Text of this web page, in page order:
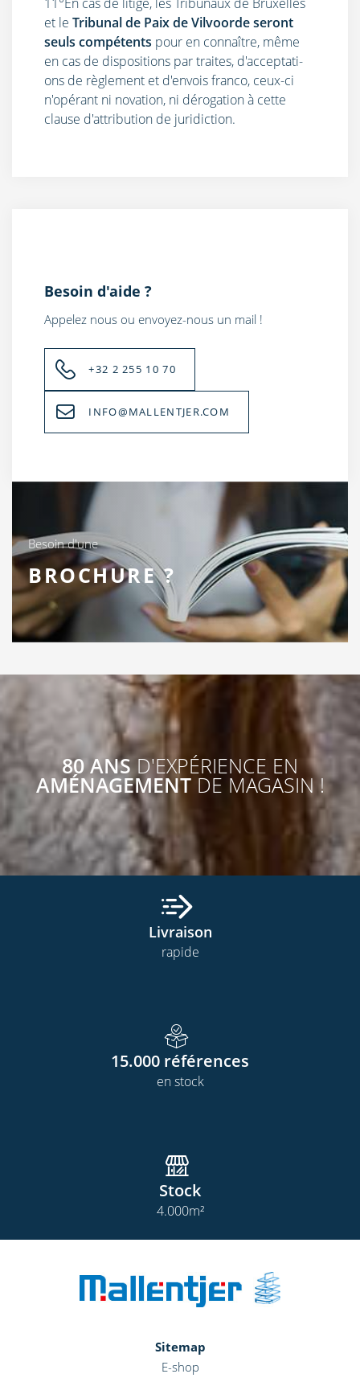
et le Tribunal de Paix de Vilvoorde seront
seuls compétents pour en connaître, même
en cas de dispositions par traites, d'acceptati­
ons de règlement et d'envois franco, ceux-ci
n'opérant ni novation, ni dérogation à cette
clause d'attribution de juridiction.
Besoin d'aide ?
Appelez nous ou envoyez-nous un mail !
+32 2 255 10 70
INFO@MALLENTJER.COM
Besoin d'une
BROCHURE ?
80 ANS D'EXPÉRIENCE EN
AMÉNAGEMENT DE MAGASIN !
Livraison
rapide
15.000 références
en stock
Stock
4.000m²
Sitemap
E-shop